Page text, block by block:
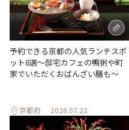
予約できる京都の人気ランチスポ
ット8選～邸宅カフェの鴨粥や町
家でいただくおばんざい膳も～
京都府 2026.07.23